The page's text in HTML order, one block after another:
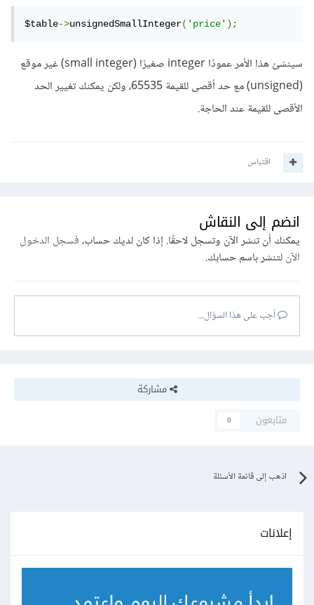
$table->unsignedSmallInteger('price');
سينشئ هذا الأمر عمودًا integer صغيرًا (small integer) غير موقع
(unsigned) مع حد أقصى للقيمة 65535، ولكن يمكنك تغيير الحد
الأقصى للقيمة عند الحاجة.
اقتباس
انضم إلى النقاش
يمكنك أن تنشر الآن وتسجل لاحقًا. إذا كان لديك حساب،فسجل الدخول
الآنلتنشر باسم حسابك.
أجب على هذا السؤال...
مشاركة
متابعون
0
اذهب إلى قائمة الأسئلة
إعلانات